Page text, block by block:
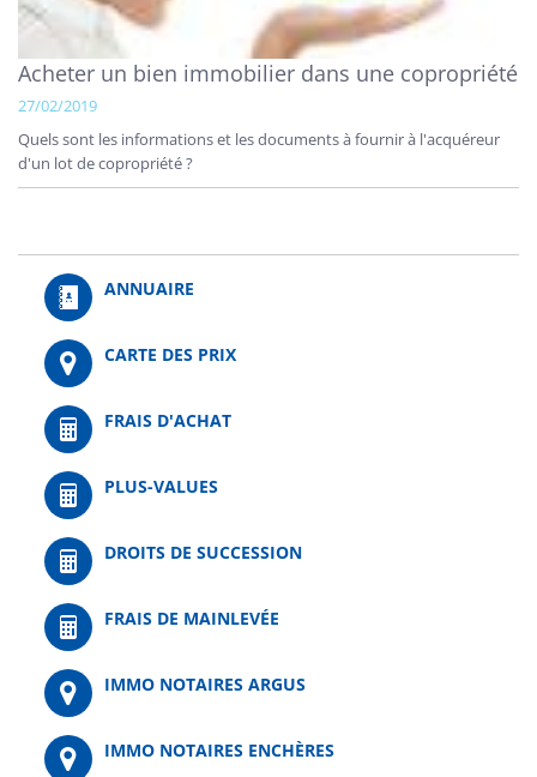
Acheter un bien immobilier dans une copropriété
27/02/2019
Quels sont les informations et les documents à fournir à l'acquéreur
d'un lot de copropriété ?
ANNUAIRE
CARTE DES PRIX
FRAIS D'ACHAT
PLUS-VALUES
DROITS DE SUCCESSION
FRAIS DE MAINLEVÉE
IMMO NOTAIRES ARGUS
IMMO NOTAIRES ENCHÈRES